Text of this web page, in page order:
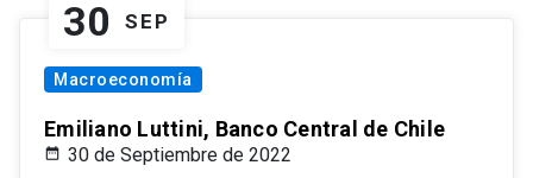
30 SEP
Macroeconomía
Emiliano Luttini, Banco Central de Chile
30 de Septiembre de 2022